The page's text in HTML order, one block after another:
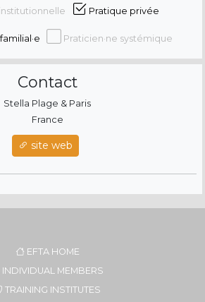
Pratique privée
Praticien·ne systémique
Contact
Stella Plage & Paris
France
site web
EFTA HOME
INDIVIDUAL MEMBERS
TRAINING INSTITUTES